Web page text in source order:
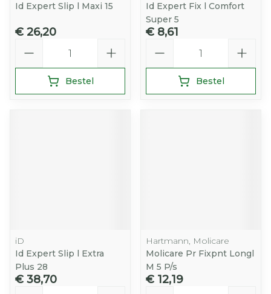
Id Expert Slip l Maxi 15
€ 26,20
Bestel
Id Expert Fix l Comfort
Super 5
€ 8,61
Bestel
iD
Id Expert Slip l Extra
Plus 28
€ 38,70
Hartmann, Molicare
Molicare Pr Fixpnt Longl
M 5 P/s
€ 12,19